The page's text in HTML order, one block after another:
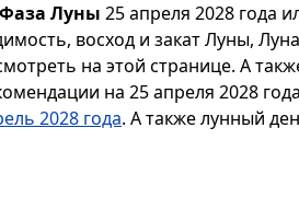
Фаза Луны 25 апреля 2028 года
восход и закат Луны,
на этой странице. А
на 25 апреля 2028
2028 года. А также лунный